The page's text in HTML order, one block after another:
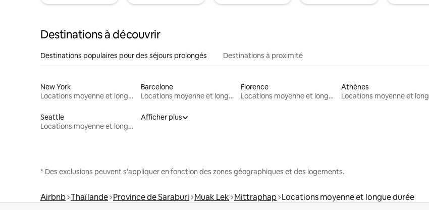
Destinations à découvrir
Destinations populaires pour des séjours prolongés Destinations à proximité
New York
Locations moyenne et longue durée
Barcelone
Locations moyenne et longue durée
Florence
Locations moyenne et longue durée
Athènes
Seattle
Locations moyenne et longue durée
Afficher plus
* Des exclusions peuvent s'appliquer en fonction des zones géographiques et des logements.
Airbnb Thaïlande Province de Saraburi Muak Lek Mittraphap Locations moyenne et longue durée